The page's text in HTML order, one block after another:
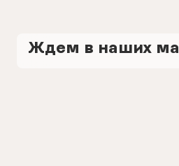
Ждем в наших